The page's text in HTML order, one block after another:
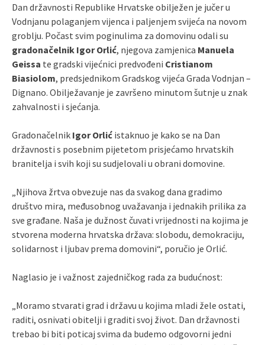
Dan državnosti Republike Hrvatske obilježen je jučer u
Vodnjanu polaganjem vijenca i paljenjem svijeća na novom
groblju. Počast svim poginulima za domovinu odali su
gradonačelnik Igor Orlić, njegova zamjenica Manuela
Geissa te gradski vijećnici predvođeni Cristianom
Biasiolom, predsjednikom Gradskog vijeća Grada Vodnjan –
Dignano. Obilježavanje je završeno minutom šutnje u znak
zahvalnosti i sjećanja.
Gradonačelnik Igor Orlić istaknuo je kako se na Dan
državnosti s posebnim pijetetom prisjećamo hrvatskih
branitelja i svih koji su sudjelovali u obrani domovine.
„Njihova žrtva obvezuje nas da svakog dana gradimo
društvo mira, međusobnog uvažavanja i jednakih prilika za
sve građane. Naša je dužnost čuvati vrijednosti na kojima je
stvorena moderna hrvatska država: slobodu, demokraciju,
solidarnost i ljubav prema domovini“, poručio je Orlić.
Naglasio je i važnost zajedničkog rada za budućnost:
„Moramo stvarati grad i državu u kojima mladi žele ostati,
raditi, osnivati obitelji i graditi svoj život. Dan državnosti
trebao bi biti poticaj svima da budemo odgovorni jedni